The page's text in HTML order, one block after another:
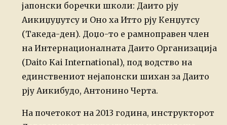
јапонски боречки школи: Даито рју
Аикиџуџутсу и Оно ха Итто рју Кенџутсу
(Такеда-ден). Доџо-то е рамноправен член
на Интернационалната Даито Организација
(Daito Kai International), под водство на
единствениот нејапонски шихан за Даито
рју Аикибудо, Антонино Черта.
На почетокот на 2013 година, инструкторот